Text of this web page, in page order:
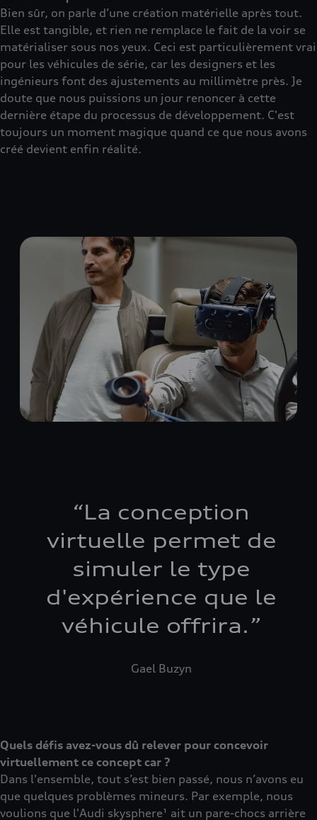
Bien sûr, on parle d’une création matérielle après tout.
Elle est tangible, et rien ne remplace le fait de la voir se
matérialiser sous nos yeux. Ceci est particulièrement vrai
pour les véhicules de série, car les designers et les
ingénieurs font des ajustements au millimètre près. Je
doute que nous puissions un jour renoncer à cette
dernière étape du processus de développement. C'est
toujours un moment magique quand ce que nous avons
créé devient enfin réalité.
“La conception
virtuelle permet de
simuler le type
d'expérience que le
véhicule offrira.”
Gael Buzyn
Quels défis avez-vous dû relever pour concevoir
virtuellement ce concept car ?
Dans l'ensemble, tout s’est bien passé, nous n’avons eu
que quelques problèmes mineurs. Par exemple, nous
voulions que l'Audi skysphere¹ ait un pare-chocs arrière